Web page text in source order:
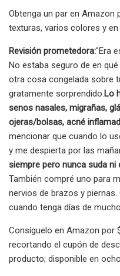
Obtenga un par en Amazon
texturas, varios colores y
Revisión prometedora:"Era
No estaba seguro de en
otra cosa congelada sobre
gratamente sorprendido.Lo
senos nasales, migrañas,
ojeras/bolsas, acné
mencionar que cuando lo
y me despierta por las
siempre pero nunca suda ni
También compré uno para
nervios de brazos y
cuando tenga días de
Consíguelo en Amazon por
recortando el cupón de
producto; disponible en